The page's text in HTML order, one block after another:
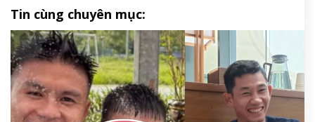
Tin cùng chuyên mục: